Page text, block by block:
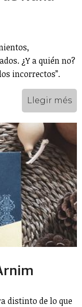
¿Y a quién no?
incorrectos”.
Llegir més
distinto de lo que